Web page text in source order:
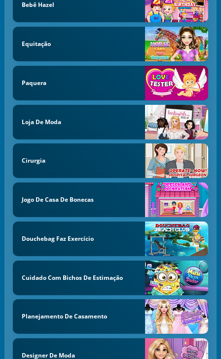
Bebê Hazel
Equitação
Paquera
Loja De Moda
Cirurgia
Jogo De Casa De Bonecas
Douchebag Faz Exercício
Cuidado Com Bichos De Estimação
Planejamento De Casamento
Designer De Moda